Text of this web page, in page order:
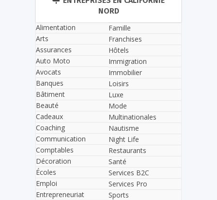
NORD
Alimentation
Arts
Assurances
Auto Moto
Avocats
Banques
Bâtiment
Beauté
Cadeaux
Coaching
Communication
Comptables
Décoration
Écoles
Emploi
Entrepreneuriat
Famille
Franchises
Hôtels
Immigration
Immobilier
Loisirs
Luxe
Mode
Multinationales
Nautisme
Night Life
Restaurants
Santé
Services B2C
Services Pro
Sports